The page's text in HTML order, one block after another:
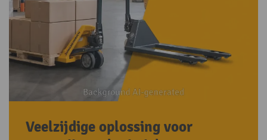
Veelzijdige oplossing voor